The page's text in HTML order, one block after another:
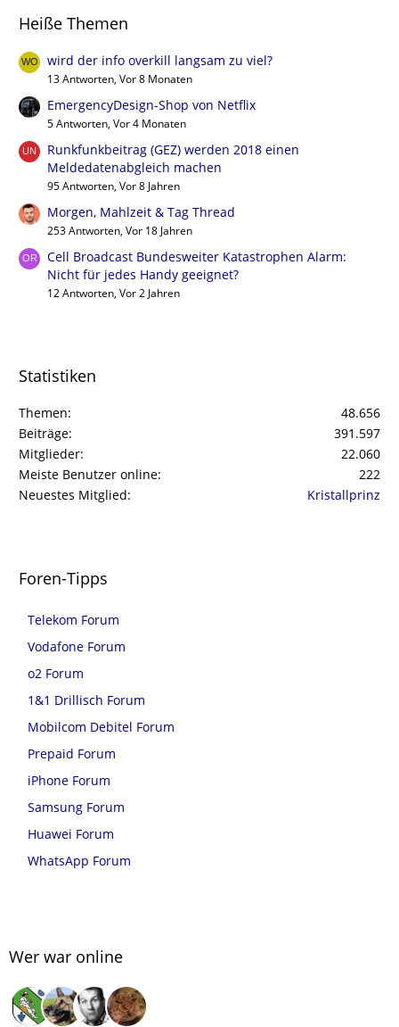
Heiße Themen
wird der info overkill langsam zu viel?
13 Antworten, Vor 8 Monaten
EmergencyDesign-Shop von Netflix
5 Antworten, Vor 4 Monaten
Runkfunkbeitrag (GEZ) werden 2018 einen
Meldedatenabgleich machen
95 Antworten, Vor 8 Jahren
Morgen, Mahlzeit & Tag Thread
253 Antworten, Vor 18 Jahren
Cell Broadcast Bundesweiter Katastrophen Alarm:
Nicht für jedes Handy geeignet?
12 Antworten, Vor 2 Jahren
Statistiken
Themen
48.656
Beiträge
391.597
Mitglieder
22.060
Meiste Benutzer online
222
Neuestes Mitglied
Kristallprinz
Foren-Tipps
Telekom Forum
Vodafone Forum
o2 Forum
1&1 Drillisch Forum
Mobilcom Debitel Forum
Prepaid Forum
iPhone Forum
Samsung Forum
Huawei Forum
WhatsApp Forum
Wer war online